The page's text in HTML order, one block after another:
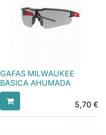
GAFAS MILWAUKEE
BASICA AHUMADA
5,70 €